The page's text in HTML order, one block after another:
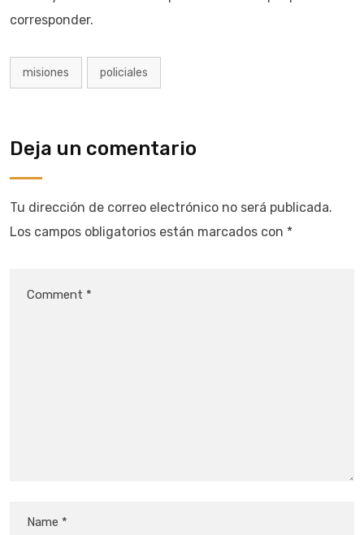
corresponder.
misiones policiales
Deja un comentario
Tu dirección de correo electrónico no será publicada.
Los campos obligatorios están marcados con *